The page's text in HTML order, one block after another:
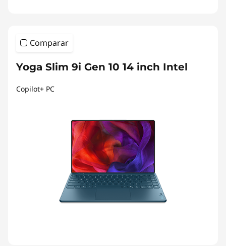
Comparar
Yoga Slim 9i Gen 10 14 inch Intel
Copilot+ PC